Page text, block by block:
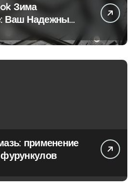
Зима
Ваш Надежный
Дорогах
применение